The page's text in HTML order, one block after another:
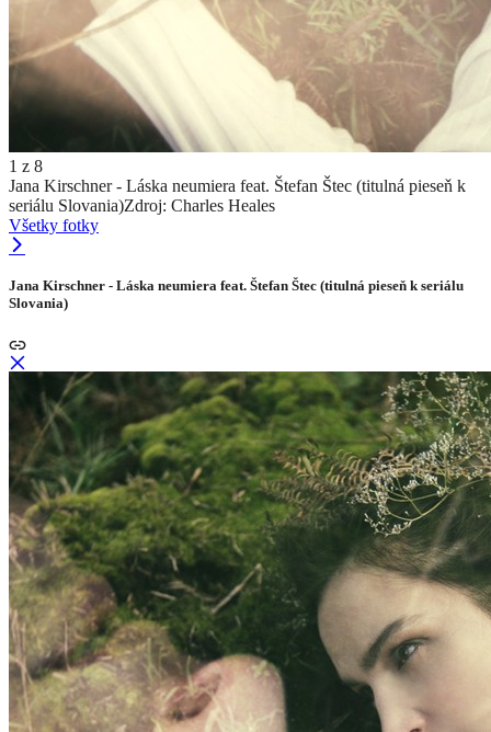
1 z 8
Jana Kirschner - Láska neumiera feat. Štefan Štec (titulná pieseň k
seriálu Slovania)Zdroj: Charles Heales
Všetky fotky
Jana Kirschner - Láska neumiera feat. Štefan Štec (titulná pieseň k seriálu
Slovania)